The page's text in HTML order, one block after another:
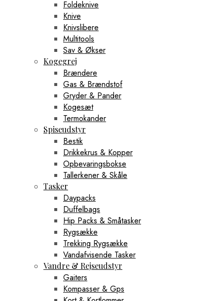
Foldeknive
Knive
Knivslibere
Multitools
Sav & Økser
Kogegrej
Brændere
Gas & Brændstof
Gryder & Pander
Kogesæt
Termokander
Spiseudstyr
Bestik
Drikkekrus & Kopper
Opbevaringsbokse
Tallerkener & Skåle
Tasker
Daypacks
Duffelbags
Hip Packs & Småtasker
Rygsække
Trekking Rygsække
Vandafvisende Tasker
Vandre & Rejseudstyr
Gaiters
Kompasser & Gps